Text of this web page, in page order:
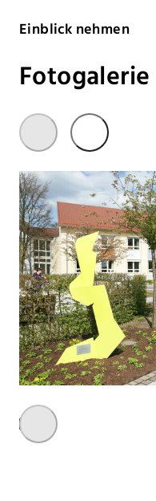
Einblick nehmen
Fotogalerie